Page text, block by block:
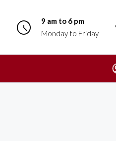
9 am to 6 pm
Monday to Friday